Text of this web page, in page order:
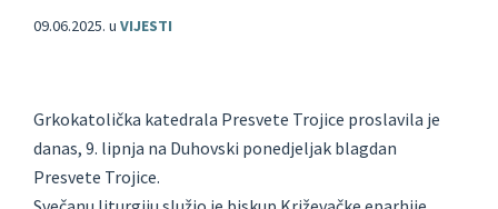
09.06.2025. u VIJESTI
Grkokatolička katedrala Presvete Trojice proslavila je
danas, 9. lipnja na Duhovski ponedjeljak blagdan
Presvete Trojice.